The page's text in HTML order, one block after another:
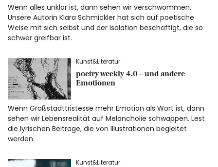
Wenn alles unklar ist, dann sehen wir verschwommen.
Unsere Autorin Klara Schmickler hat sich auf poetische
Weise mit sich selbst und der Isolation beschäftigt, die so
schwer greifbar ist.
Kunst&Literatur
poetry weekly 4.0 – und andere
Emotionen
Wenn Großstadttristesse mehr Emotion als Wort ist, dann
sehen wir Lebensrealität auf Melancholie schwappen. Lest
die lyrischen Beiträge, die von Illustrationen begleitet
werden.
Kunst&Literatur